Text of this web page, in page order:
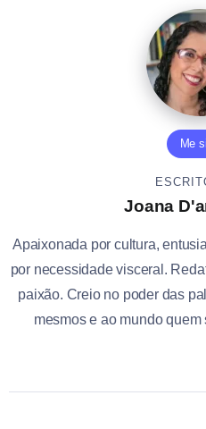
Me
Joana
Apaixonada por cultura,
por necessidade visceral.
paixão. Creio no poder das
mesmos e ao mundo